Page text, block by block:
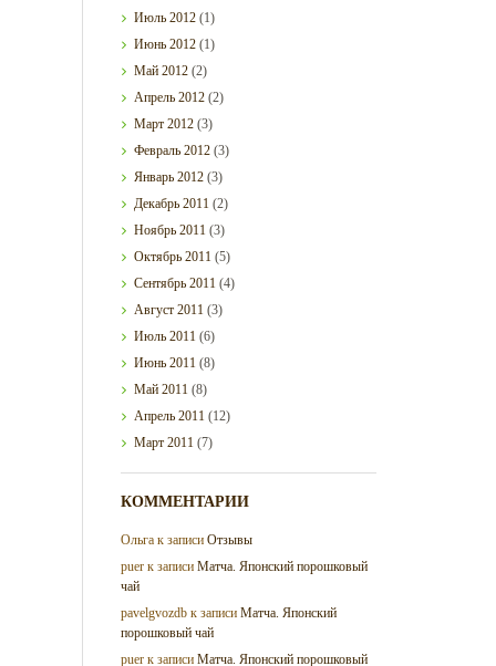
Июль2012 (1)
Июнь2012 (1)
Май2012 (2)
Апрель2012 (2)
Март2012 (3)
Февраль2012 (3)
Январь2012 (3)
Декабрь2011 (2)
Ноябрь2011 (3)
Октябрь2011 (5)
Сентябрь2011 (4)
Август2011 (3)
Июль2011 (6)
Июнь2011 (8)
Май2011 (8)
Апрель2011 (12)
Март2011 (7)
КОММЕНТАРИИ
Ольга к записиОтзывы
puer к записиМатча. Японский порошковый
чай
pavelgvozdb к записиМатча. Японский
порошковый чай
puer к записиМатча. Японский порошковый